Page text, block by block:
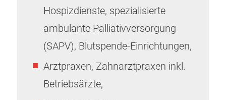
Hospizdienste, spezialisierte
ambulante Palliativversorgung
(SAPV), Blutspende-Einrichtungen,
Arztpraxen, Zahnarztpraxen inkl.
Betriebsärzte,